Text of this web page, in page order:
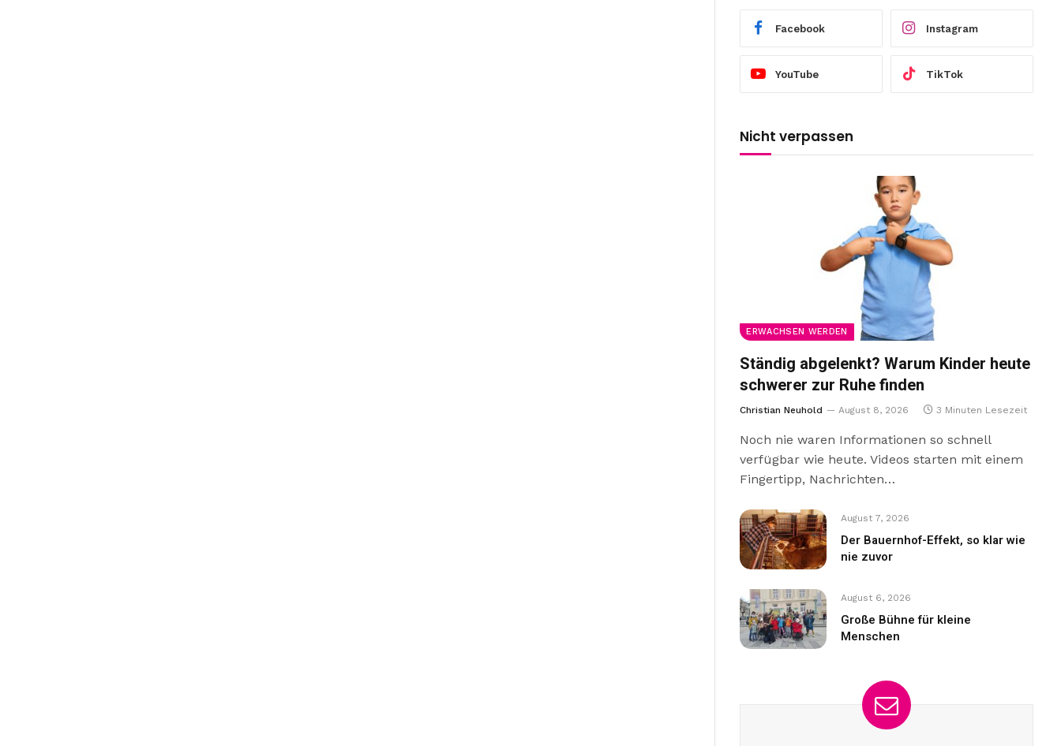
Facebook Instagram
YouTube TikTok
Nicht verpassen
ERWACHSEN WERDEN
Ständig abgelenkt? Warum Kinder heute
schwerer zur Ruhe finden
Christian Neuhold August 8, 2026 3 Minuten Lesezeit
Noch nie waren Informationen so schnell
verfügbar wie heute. Videos starten mit einem
Fingertipp, Nachrichten…
August 7, 2026
Der Bauernhof-Effekt, so klar wie
nie zuvor
August 6, 2026
Große Bühne für kleine
Menschen